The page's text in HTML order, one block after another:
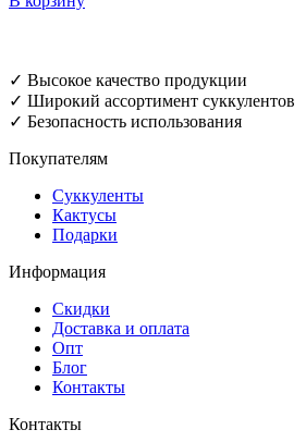
✓ Высокое качество продукции
✓ Широкий ассортимент суккулентов
✓ Безопасность использования
Покупателям
Суккуленты
Кактусы
Подарки
Информация
Скидки
Доставка и оплата
Опт
Блог
Контакты
Контакты